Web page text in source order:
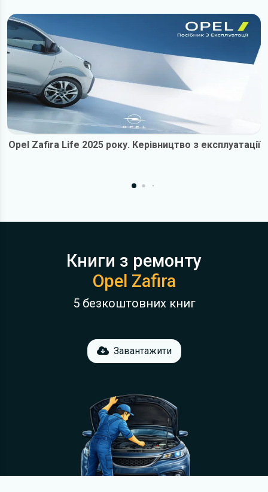
Opel Zafira Life 2025 року. Керівництво з експлуатації
Книги з ремонту
Opel Zafira
5 безкоштовних книг
Завантажити